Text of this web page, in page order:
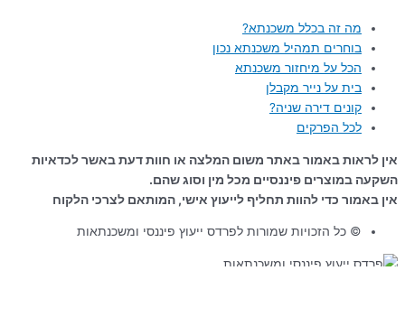
מה זה בכלל משכנתא?
בוחרים תמהיל משכנתא נכון
הכל על מיחזור משכנתא
בית על נייר מקבלן
קונים דירה שניה?
לכל הפרקים
אין לראות באמור באתר משום המלצה או חוות דעת באשר לכדאיות
השקעה במוצרים פיננסיים מכל מין וסוג שהם.
אין באמור כדי להוות תחליף לייעוץ אישי, המותאם לצרכי הלקוח
© כל הזכויות שמורות לפרדס ייעוץ פיננסי ומשכנתאות